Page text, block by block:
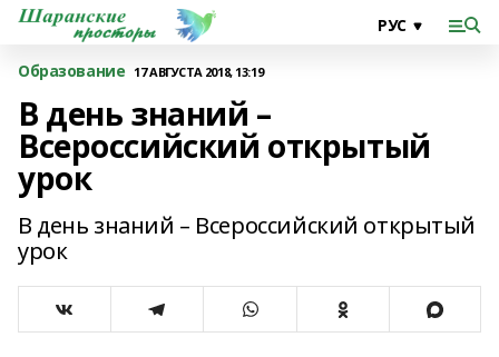
Образование 17 АВГУСТА 2018, 13:19
В день знаний –
Всероссийский открытый
урок
В день знаний – Всероссийский открытый
урок